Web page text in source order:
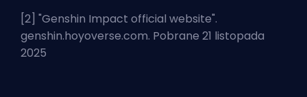
[2] "Genshin Impact official website".
genshin.hoyoverse.com. Pobrane 21 listopada
2025